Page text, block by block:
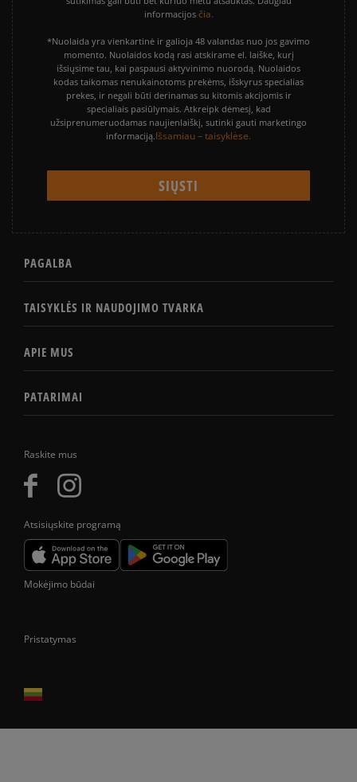
Raskite mus
Atsisiųskite programą
informacijos čia.
*Nuolaida yra vienkartinė ir galioja 48 valandas nuo jos gavimo
momento. Nuolaidos kodą rasi atskirame el. laiške, kurį
išsiųsime tau, kai paspausi aktyvinimo nuorodą. Nuolaidos
kodas taikomas nenukainotoms prekėms, išskyrus specialias
prekes, ir negali būti derinamas su kitomis akcijomis ir
specialiais pasiūlymais. Atkreipk dėmesį, kad
užsiprenumeruodamas naujienlaiškį, sutinki gauti marketingo
informaciją.Išsamiau – taisyklėse.
PAGALBA
TAISYKLĖS IR NAUDOJIMO TVARKA
APIE MUS
PATARIMAI
Mokėjimo būdai
Pristatymas